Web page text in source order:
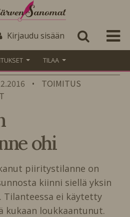
Kirjaudu sisään
TILAA
•
TOIMITUS
ohi
piiritystilanne on
kiinni siellä yksin
Tilanteessa ei käytetty
kukaan loukkaantunut.